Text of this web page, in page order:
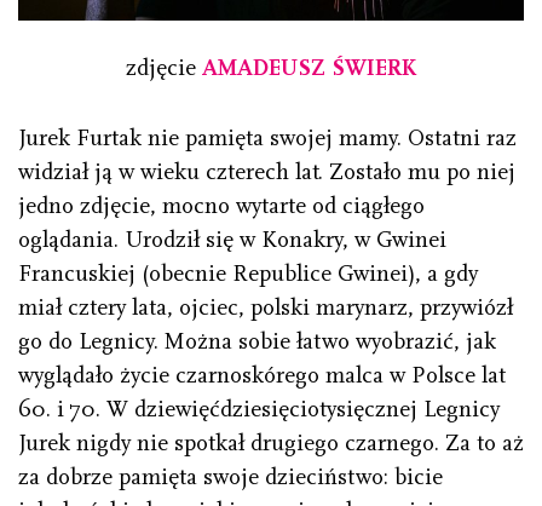
zdjęcie AMADEUSZ ŚWIERK
Jurek Furtak nie pamięta swojej mamy. Ostatni raz
widział ją w wieku czterech lat. Zostało mu po niej
jedno zdjęcie, mocno wytarte od ciągłego
oglądania. Urodził się w Konakry, w Gwinei
Francuskiej (obecnie Republice Gwinei), a gdy
miał cztery lata, ojciec, polski marynarz, przywiózł
go do Legnicy. Można sobie łatwo wyobrazić, jak
wyglądało życie czarnoskórego malca w Polsce lat
60. i 70. W dziewięćdziesięciotysięcznej Legnicy
Jurek nigdy nie spotkał drugiego czarnego. Za to aż
za dobrze pamięta swoje dzieciństwo: bicie